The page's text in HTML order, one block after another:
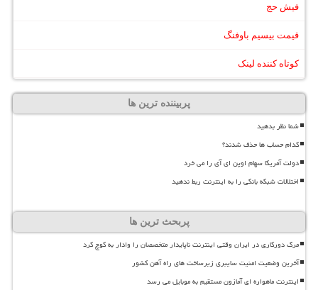
فیش حج
قیمت بیسیم باوفنگ
کوتاه کننده لینک
پربیننده ترین ها
شما نظر بدهید
کدام حساب ها حذف شدند؟
دولت آمریکا سهام اوپن ای آی را می خرد
اختلالات شبکه بانکی را به اینترنت ربط ندهید
پربحث ترین ها
مرگ دورکاری در ایران وقتی اینترنت ناپایدار متخصصان را وادار به کوچ کرد
آخرین وضعیت امنیت سایبری زیرساخت های راه آهن کشور
اینترنت ماهواره ای آمازون مستقیم به موبایل می رسد